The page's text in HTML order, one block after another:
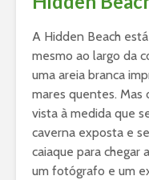
A Hidden Beach
mesmo ao largo da
uma areia branca
mares quentes. Mas
vista à medida que
caverna exposta e
caiaque para chegar
um fotógrafo e um